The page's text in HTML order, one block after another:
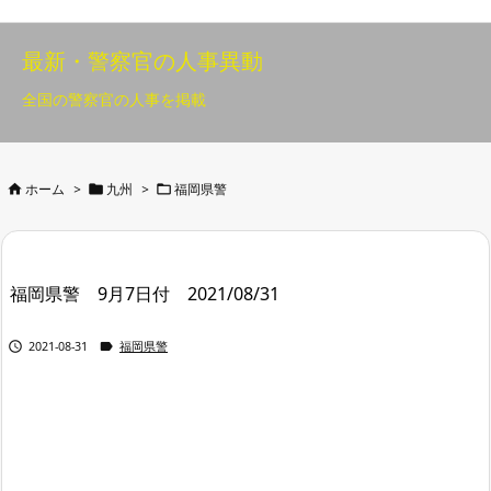
最新・警察官の人事異動
全国の警察官の人事を掲載
 ホーム >  九州 >  福岡県警
福岡県警 9月7日付 2021/08/31
 2021-08-31  福岡県警